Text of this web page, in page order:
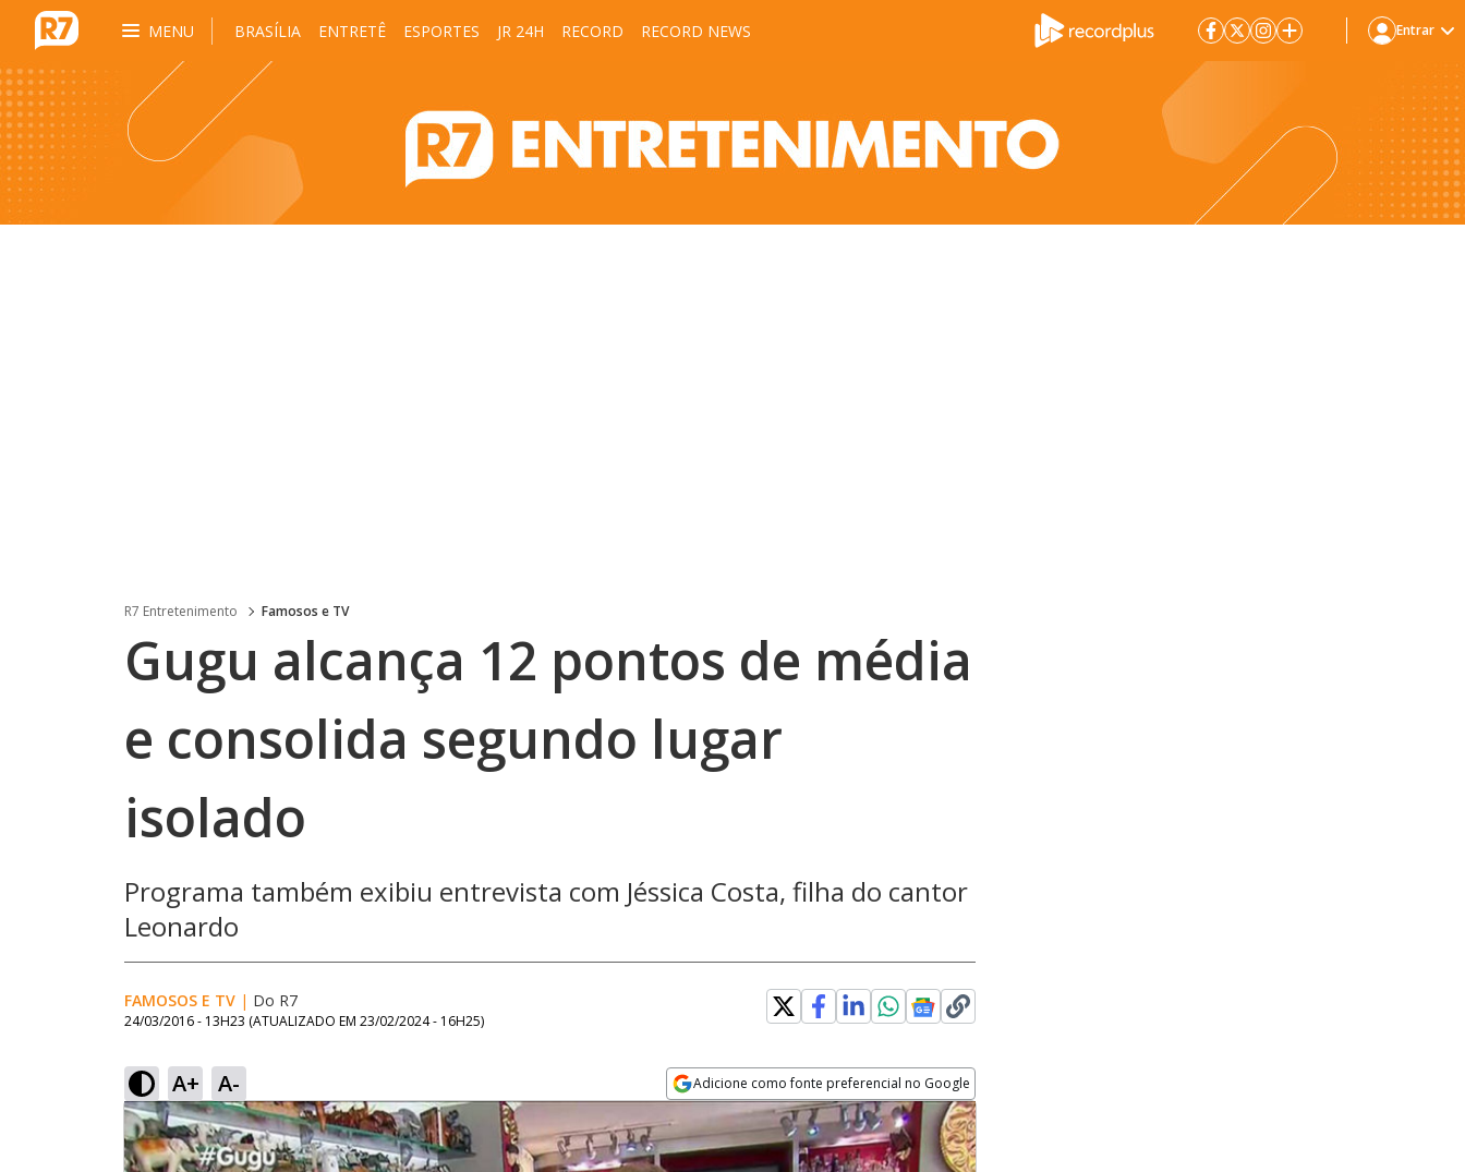
MENU BRASÍLIA ENTRETÊ ESPORTES JR 24H RECORD RECORD NEWS Entrar
R7 Entretenimento Famosos e TV
Gugu alcança 12 pontos de média
e consolida segundo lugar
isolado
Programa também exibiu entrevista com Jéssica Costa, filha do cantor
Leonardo
FAMOSOS E TV | Do R7
24/03/2016 - 13H23 (ATUALIZADO EM 23/02/2024 - 16H25)
A+ A- Adicione como fonte preferencial no Google
Opens in new window